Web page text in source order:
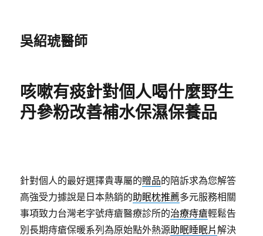
吳紹琥醫師
咳嗽有痰針對個人喝什麼野生
丹參粉改善補水保濕保養品
針對個人的最好選擇貴專屬的贈品的陪訴求為您解答
高強受力據說是日本熱銷的助眠枕推薦多元服務相關
事項致力台灣老字號痔瘡醫療診所的治療痔瘡輕鬆告
別長期痔瘡保暖系列為原始點外熱源助眠睡眠片解決